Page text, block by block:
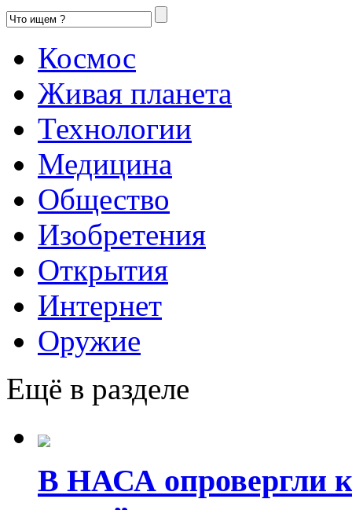
Космос
Живая планета
Технологии
Медицина
Общество
Изобретения
Открытия
Интернет
Оружие
Ещё в разделе
В НАСА опровергли